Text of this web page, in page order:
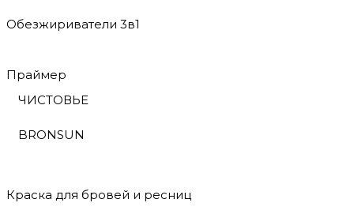
Обезжириватели 3в1
Праймер
ЧИСТОВЬЕ
BRONSUN
Краска для бровей и ресниц